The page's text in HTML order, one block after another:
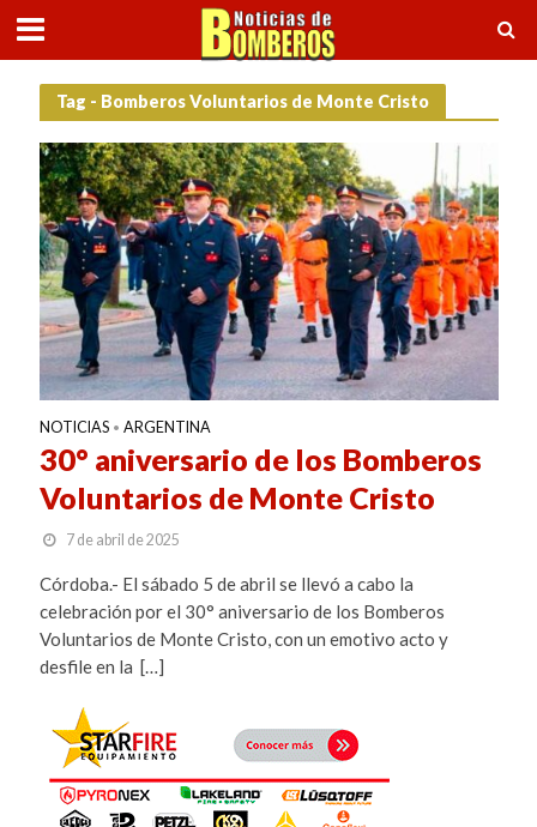
Tag - Bomberos Voluntarios de Monte Cristo
NOTICIAS • ARGENTINA
30° aniversario de los Bomberos
Voluntarios de Monte Cristo
7 de abril de 2025
Córdoba.- El sábado 5 de abril se llevó a cabo la
celebración por el 30° aniversario de los Bomberos
Voluntarios de Monte Cristo, con un emotivo acto y
desfile en la […]